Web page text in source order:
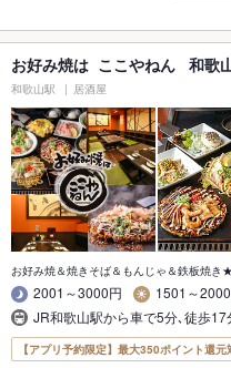
お好み焼は ここやねん 和歌
和歌山駅 居酒屋
お好み焼＆焼きそば＆もんじゃ＆鉄板焼き★
2001～3000円
1501～
JR和歌山駅から車で5分､徒歩
【アプリ予約限定】最大350ポイント還元